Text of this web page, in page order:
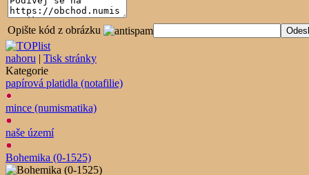
Opište kód z obrázku
nahoru | Tisk stránky
Kategorie
papírová platidla (notafilie)
mince (numismatika)
naše území
Bohemika (0-1525)